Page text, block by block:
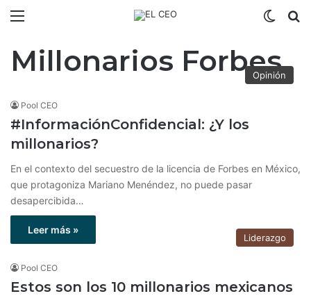
Millonarios Forbes
Opinión
Pool CEO
#InformaciónConfidencial: ¿Y los
millonarios?
En el contexto del secuestro de la licencia de Forbes en México,
que protagoniza Mariano Menéndez, no puede pasar
desapercibida…
Leer más »
Liderazgo
Pool CEO
Estos son los 10 millonarios mexicanos